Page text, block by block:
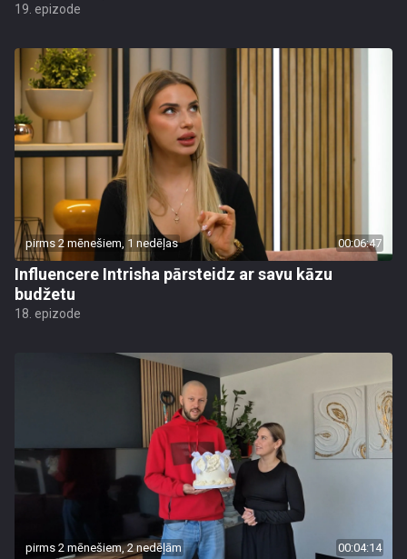
19. epizode
pirms 2 mēnešiem, 1 nedēļas 00:06:47
Influencere Intrisha pārsteidz ar savu kāzu
budžetu
18. epizode
pirms 2 mēnešiem, 2 nedēļām 00:04:14